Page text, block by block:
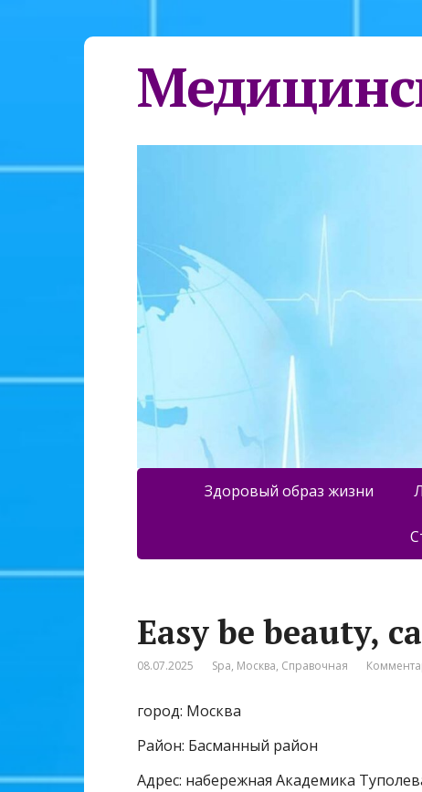
Здоровый образ жизни
Easy be beauty,
08.07.2025 Spa, Москва, Справочная
город: Москва
Район: Басманный район
Адрес: набережная Академика